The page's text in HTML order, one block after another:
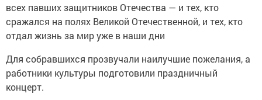
всех павших защитников Отечества — и тех, кто
сражался на полях Великой Отечественной, и тех, кто
отдал жизнь за мир уже в наши дни
Для собравшихся прозвучали наилучшие пожелания, а
работники культуры подготовили праздничный
концерт.